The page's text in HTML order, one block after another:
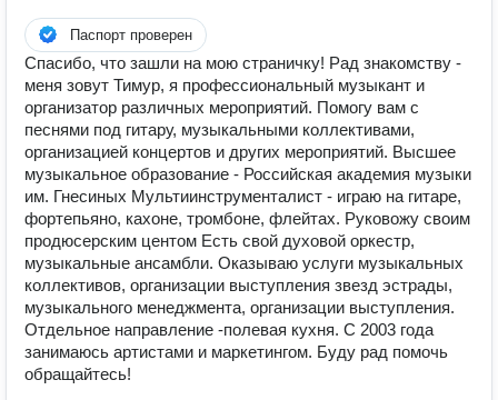
Паспорт проверен
Спасибо, что зашли на мою страничку! Рад знакомству -
меня зовут Тимур, я профессиональный музыкант и
организатор различных мероприятий. Помогу вам с
песнями под гитару, музыкальными коллективами,
организацией концертов и других мероприятий. Высшее
музыкальное образование - Российская академия музыки
им. Гнесиных Мультиинструменталист - играю на гитаре,
фортепьяно, кахоне, тромбоне, флейтах. Руковожу своим
продюсерским центом Есть свой духовой оркестр,
музыкальные ансамбли. Оказываю услуги музыкальных
коллективов, организации выступления звезд эстрады,
музыкального менеджмента, организации выступления.
Отдельное направление -полевая кухня. С 2003 года
занимаюсь артистами и маркетингом. Буду рад помочь
обращайтесь!